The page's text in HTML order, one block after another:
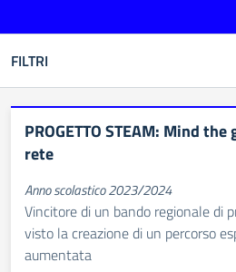
FILTRI
PROGETTO STEAM: Mind
rete
Anno scolastico 2023/2024
Vincitore di un bando regionale di
visto la creazione di un percorso
aumentata